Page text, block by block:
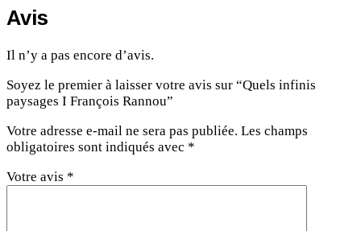
Avis
Il n’y a pas encore d’avis.
Soyez le premier à laisser votre avis sur “Quels infinis
paysages I François Rannou”
Votre adresse e-mail ne sera pas publiée. Les champs
obligatoires sont indiqués avec *
Votre avis *